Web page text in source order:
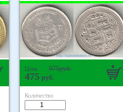
Цена 975руб.
475 руб.
Количество